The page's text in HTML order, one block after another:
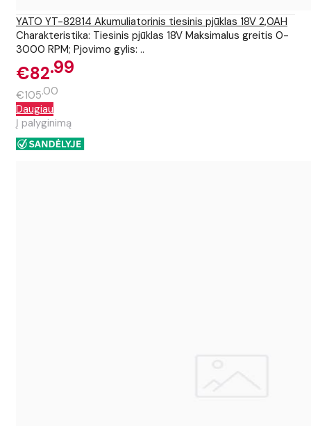
YATO YT-82814 Akumuliatorinis tiesinis pjūklas 18V 2,0AH
Charakteristika: Tiesinis pjūklas 18V Maksimalus greitis 0-
3000 RPM; Pjovimo gylis: ..
€82 99
€105 00
Daugiau
Į palyginimą